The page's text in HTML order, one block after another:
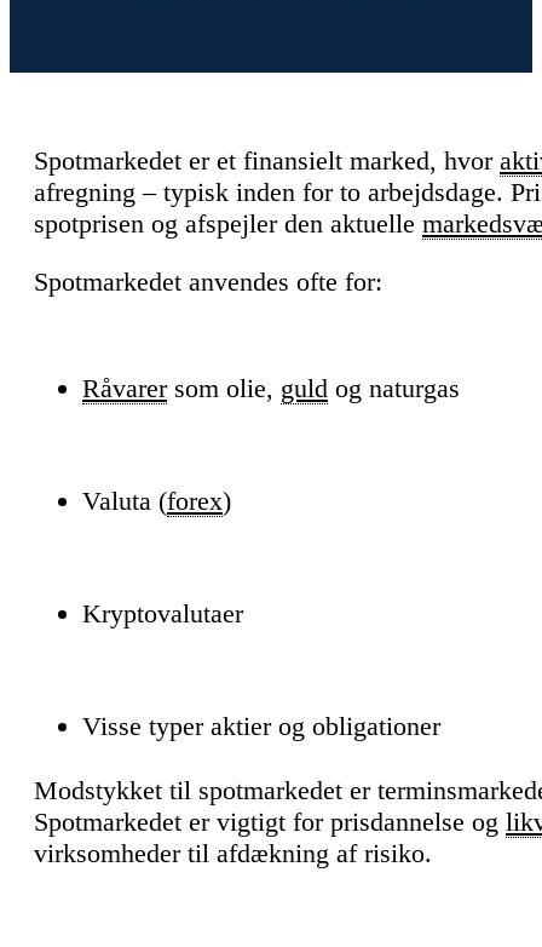
Spotmarkedet er et finansielt marked, hvor
afregning – typisk inden for to arbejdsdage.
spotprisen og afspejler den aktuelle
Spotmarkedet anvendes ofte for:
Råvarersom olie, guld og naturgas
Valuta (forex)
Kryptovalutaer
Visse typer aktier og obligationer
Modstykket til spotmarkedet er
Spotmarkedet er vigtigt for prisdannelse og
virksomheder til afdækning af risiko.